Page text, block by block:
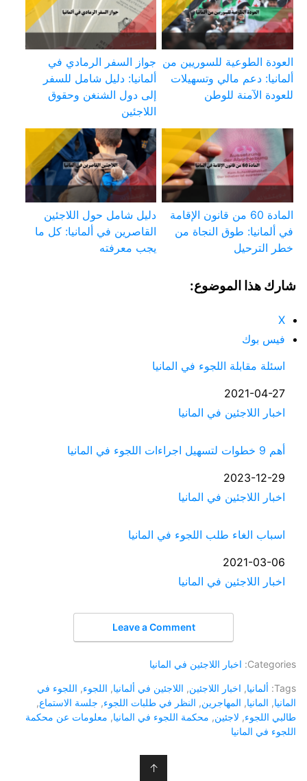
العودة الطوعية للسوريين من
ألمانيا: دعم مالي وتسهيلات
للعودة الآمنة للوطن
جواز السفر الرمادي في
ألمانيا: دليل شامل للسفر
إلى دول الشنغن وحقوق
اللاجئين
المادة 60 من قانون الإقامة
في ألمانيا: طوق النجاة من
خطر الترحيل
دليل شامل حول اللاجئين
القاصرين في ألمانيا: كل ما
يجب معرفته
شارك هذا الموضوع:
X
فيس بوك
اسئلة مقابلة اللجوء في المانيا
التاريخ
2021-04-27
في ما يتعلق بما يأتي
اخبار اللاجئين في المانيا
أهم 9 خطوات لتسهيل اجراءات اللجوء في المانيا
التاريخ
2023-12-29
في ما يتعلق بما يأتي
اخبار اللاجئين في المانيا
اسباب الغاء طلب اللجوء في المانيا
التاريخ
2021-03-06
في ما يتعلق بما يأتي
اخبار اللاجئين في المانيا
Leave a Comment
Categories: اخبار اللاجئين في المانيا
Tags: ألمانيا, اخبار اللاجئين, اللاجئين في ألمانيا, اللجوء, اللجوء في
المانيا, المانيا, المهاجرين, النظر في طلبات اللجوء, جلسة الاستماع,
طالبي اللجوء, لاجئين, محكمة اللجوء في المانيا, معلومات عن محكمة
اللجوء في المانيا
↑